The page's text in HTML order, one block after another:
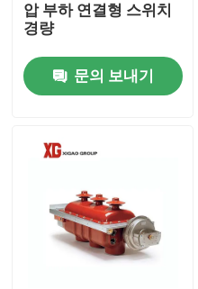
집
제품
우리에 대하여
공장 여행
압 부하 연결형 스위치
경량
문의 보내기